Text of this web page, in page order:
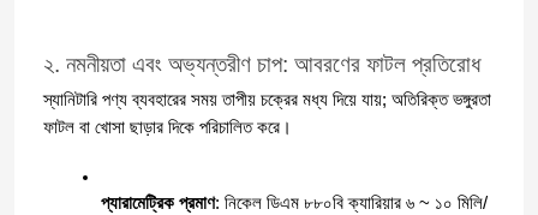
২. নমনীয়তা এবং অভ্যন্তরীণ চাপ: আবরণের ফাটল প্রতিরোধ
স্যানিটারি পণ্য ব্যবহারের সময় তাপীয় চক্রের মধ্য দিয়ে যায়; অতিরিক্ত ভঙ্গুরতা
ফাটল বা খোসা ছাড়ার দিকে পরিচালিত করে।
প্যারামেট্রিক প্রমাণ: নিকেল ডিএম ৮৮০বি ক্যারিয়ার ৬ ~ ১০ মিলি/